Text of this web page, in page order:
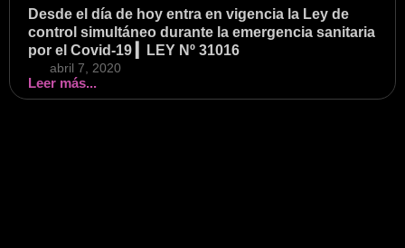
Desde el día de hoy entra en vigencia la Ley de
control simultáneo durante la emergencia sanitaria
por el Covid-19 ▎LEY Nº 31016
abril 7, 2020
Leer más...